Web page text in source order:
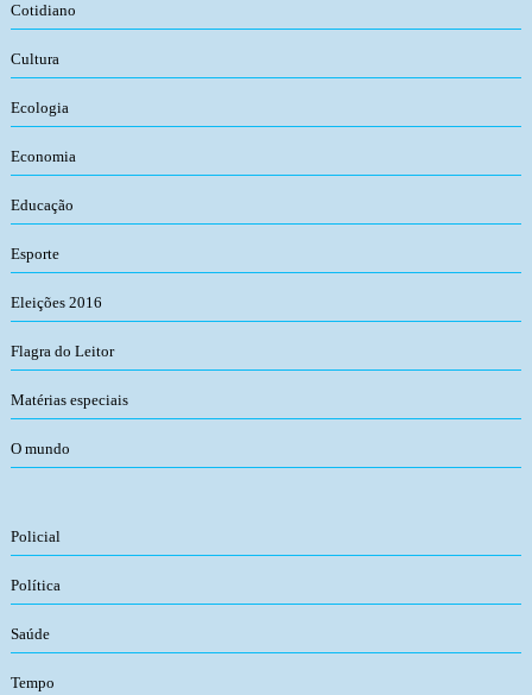
Cotidiano
Cultura
Ecologia
Economia
Educação
Esporte
Eleições 2016
Flagra do Leitor
Matérias especiais
O mundo
Policial
Política
Saúde
Tempo